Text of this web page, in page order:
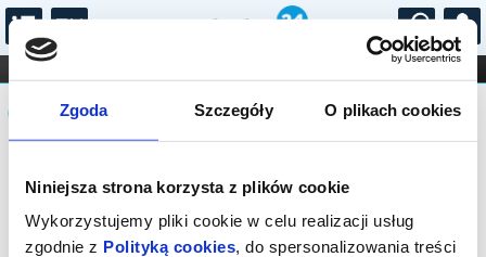
Zgoda Szczegóły O plikach cookies
Niniejsza strona korzysta z plików cookie
Wykorzystujemy pliki cookie w celu realizacji usług
zgodnie z Polityką cookies, do spersonalizowania treści
...
FILHARMONIA OPERA I BALET
STAND-UP
DLA DZIECI
Komunikat
Sprzedaż biletów on-line na wydarzenie
została zakończona.